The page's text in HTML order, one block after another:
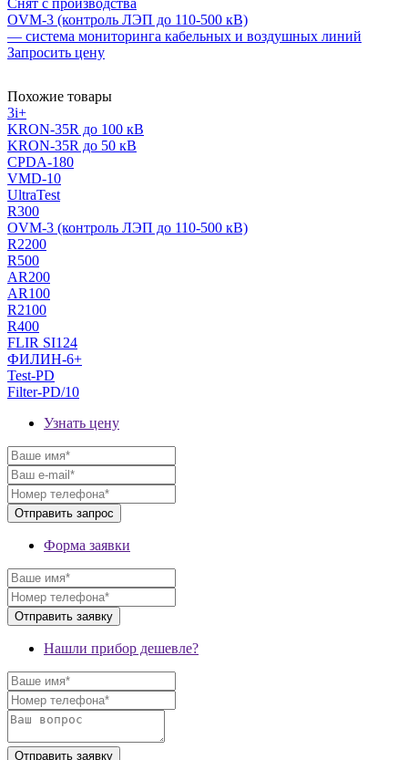
OVM-3 (контроль ЛЭП до 110-500 кВ)
— система мониторинга кабельных и воздушных линий
Запросить цену
Похожие товары
3i+
KRON-35R до 100 кВ
KRON-35R до 50 кВ
CPDA-180
VMD-10
UltraTest
R300
OVM-3 (контроль ЛЭП до 110-500 кВ)
R2200
R500
AR200
AR100
R2100
R400
FLIR SI124
ФИЛИН-6+
Test-PD
Filter-PD/10
Узнать цену
Форма заявки
Нашли прибор дешевле?